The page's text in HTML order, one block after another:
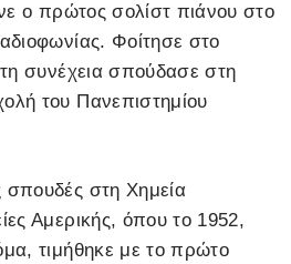
ο πρώτος σολίστ πιάνου στο
Φοίτησε στο
συνέχεια σπούδασε στη
του Πανεπιστημίου
σπουδές στη Χημεία
Αμερικής, όπου το 1952,
τιμήθηκε με το πρώτο